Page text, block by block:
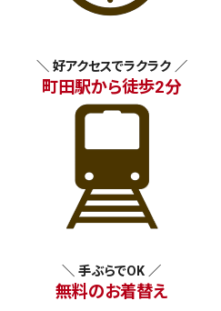
＼ 好アクセスでラクラク ／
町田駅から徒歩2分
＼ 手ぶらでOK ／
無料のお着替え